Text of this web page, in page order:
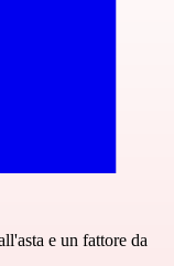
e un fattore da